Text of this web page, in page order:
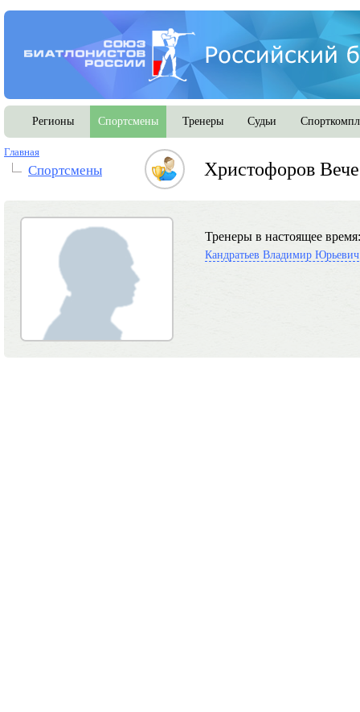
Регионы Спортсмены Тренеры Судьи
Главная
Спортсмены Христофоров
Тренеры в настоящее время:
Кандратьев Владимир Юрьевич